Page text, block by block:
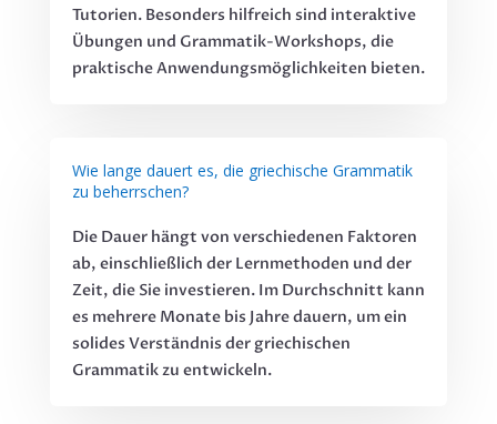
Tutorien. Besonders hilfreich sind interaktive
Übungen und Grammatik-Workshops, die
praktische Anwendungsmöglichkeiten bieten.
Wie lange dauert es, die griechische Grammatik
zu beherrschen?
Die Dauer hängt von verschiedenen Faktoren
ab, einschließlich der Lernmethoden und der
Zeit, die Sie investieren. Im Durchschnitt kann
es mehrere Monate bis Jahre dauern, um ein
solides Verständnis der griechischen
Grammatik zu entwickeln.